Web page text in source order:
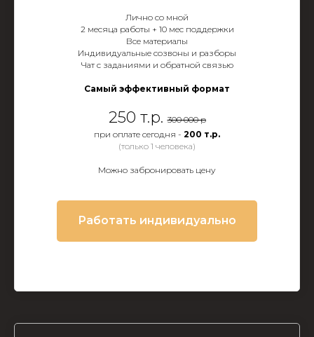
Лично со мной
2 месяца работы + 10 мес поддержки
Все материалы
Индивидуальные созвоны и разборы
Чат с заданиями и обратной связью
Самый эффективный формат
250 т.р.300 000 р
при оплате сегодня - 200 т.р.
(только 1 человека)
Можно забронировать цену
Работать индивидуально